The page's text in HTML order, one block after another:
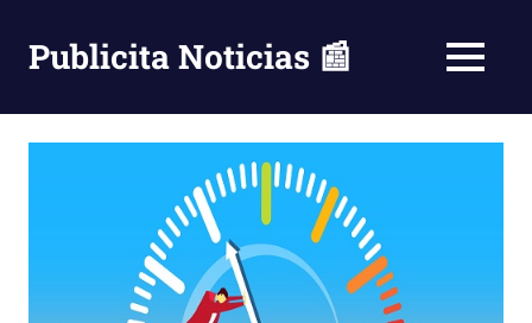
contenido
Publicita Noticias 📰 MENÚ